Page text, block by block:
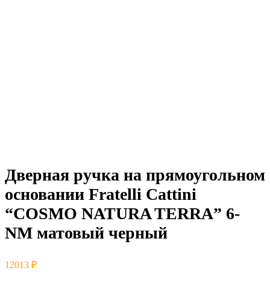
Дверная ручка на прямоугольном
основании Fratelli Cattini
“COSMO NATURA TERRA” 6-
NM матовый черный
12013 ₽